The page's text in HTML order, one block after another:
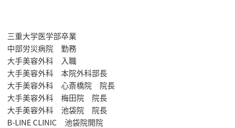
三重大学医学部卒業
中部労災病院 勤務
大手美容外科 入職
大手美容外科 本院外科部長
大手美容外科 心斎橋院 院長
大手美容外科 梅田院 院長
大手美容外科 池袋院 院長
B-LINE CLINIC 池袋院開院